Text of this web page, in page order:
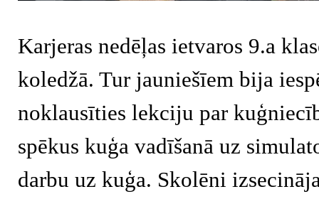
Karjeras nedēļas ietvaros 9.a
koledžā. Tur jauniešīem bija
noklausīties lekciju par
spēkus kuģa vadīšanā uz
darbu uz kuģa. Skolēni